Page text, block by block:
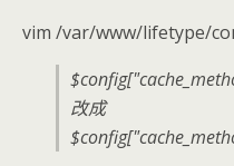
vim /var/www/lifetype/
改成